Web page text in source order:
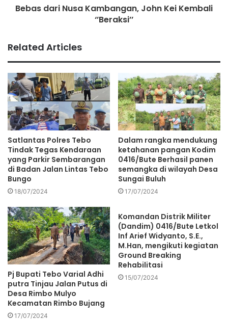
2019 penegakkan hukum yang selalu diutamakan namun
dengan perusahaan dan baru langkah terakhir adalah
Saat ini sudah ada 180 perusahaan perkebunan di Provinsi
Jambi yang sudah didiskusikan untuk tanggung renteng
agar ringan pemasangan CCTV untuk aplikasi asap digital.
Sehingga nantinya setiap perusahaan yang bergabung di
Asap Digital dapat melihat CCTV melalui dashboard dan
pusat controller berada di Command Center Polda Jambi,
Asap Digital akan disandingkan dengan aplikasi Lancang
Kuning dari Polri. ***
Ferdi Almunanda
Bebas dari Nusa Kambangan, John Kei Kembali
‘’Beraksi’’
Related Articles
Satlantas Polres Tebo
Tindak Tegas Kendaraan
yang Parkir Sembarangan
di Badan Jalan Lintas Tebo
Bungo
18/07/2024
Dalam rangka mendukung
ketahanan pangan Kodim
0416/Bute Berhasil panen
semangka di wilayah Desa
Sungai Buluh
17/07/2024
Pj Bupati Tebo Varial Adhi
putra Tinjau Jalan Putus di
Desa Rimbo Mulyo
Kecamatan Rimbo Bujang
17/07/2024
Komandan Distrik Militer
(Dandim) 0416/Bute Letkol
Inf Arief Widyanto, S.E.,
M.Han, mengikuti kegiatan
Ground Breaking
Rehabilitasi
15/07/2024